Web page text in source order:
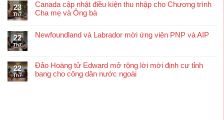
23
Th7
Canada cập nhật điều kiện thu nhập cho Chương trình
Cha mẹ và Ông bà
22
Th7
Newfoundland và Labrador mời ứng viên PNP và AIP
22
Th7
Đảo Hoàng tử Edward mở rộng lời mời định cư tỉnh
bang cho công dân nước ngoài